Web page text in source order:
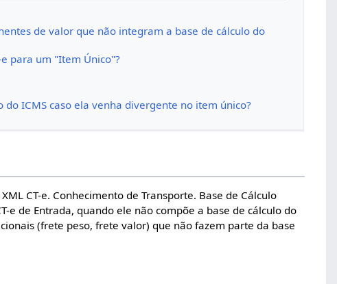
de valor que não integram a base de cálculo do
para um "Item Único"?
do ICMS caso ela venha divergente no item único?
CT-e. Conhecimento de Transporte. Base de Cálculo
e de Entrada, quando ele não compõe a base de cálculo do
(frete peso, frete valor) que não fazem parte da base